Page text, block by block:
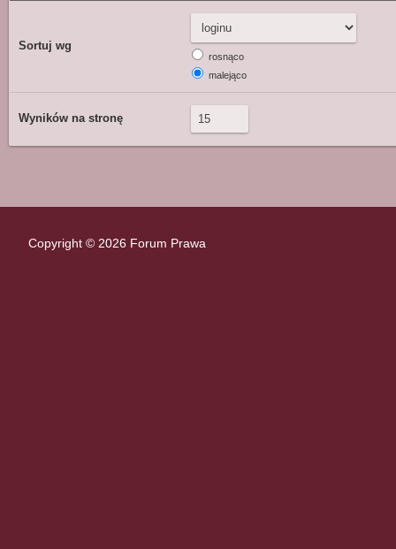
Sortuj wg
rosnąco
malejąco
Wyników na stronę
Copyright © 2026 Forum Prawa